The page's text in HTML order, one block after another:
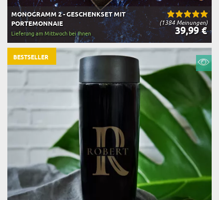
(1384 Meinungen)
MONOGRAMM 2 - GESCHENKSET MIT
PORTEMONNAIE
39,99 €
Lieferung am Mittwoch bei Ihnen
BESTSELLER